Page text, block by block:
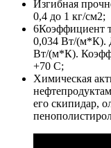
Изгибная
0,4 до 1 кг/см2;
6Коэффициент
0,034 Вт/(м*К).
Вт/(м*К).
+70 С;
Химическая
его скипидар,